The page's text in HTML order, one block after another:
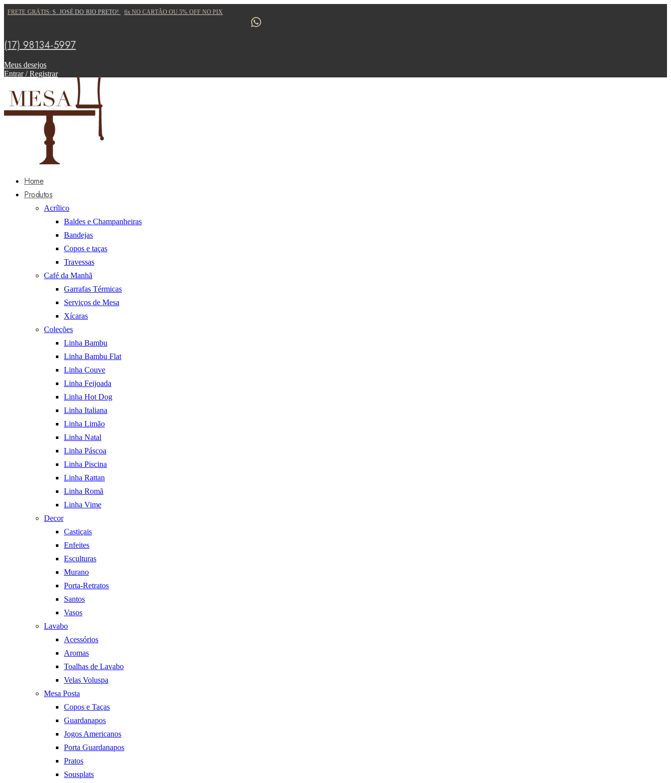
FRETE GRÁTIS:S. JOSÉ DO RIO PRETO! 6x NO CARTÃO OU 5% OFF NO PIX
(17) 98134-5997
Meus desejos
Entrar / Registrar
Home
Produtos
Acrílico
Baldes e Champanheiras
Bandejas
Copos e taças
Travessas
Café da Manhã
Garrafas Térmicas
Serviços de Mesa
Xícaras
Coleções
Linha Bambu
Linha Bambu Flat
Linha Couve
Linha Feijoada
Linha Hot Dog
Linha Italiana
Linha Limão
Linha Natal
Linha Páscoa
Linha Piscina
Linha Rattan
Linha Romã
Linha Vime
Decor
Castiçais
Enfeites
Esculturas
Murano
Porta-Retratos
Santos
Vasos
Lavabo
Acessórios
Aromas
Toalhas de Lavabo
Velas Voluspa
Mesa Posta
Copos e Taças
Guardanapos
Jogos Americanos
Porta Guardanapos
Pratos
Sousplats